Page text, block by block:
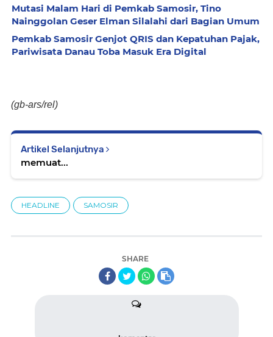
Mutasi Malam Hari di Pemkab Samosir, Tino
Nainggolan Geser Elman Silalahi dari Bagian Umum
Pemkab Samosir Genjot QRIS dan Kepatuhan Pajak,
Pariwisata Danau Toba Masuk Era Digital
(gb-ars/rel)
Artikel Selanjutnya
memuat...
HEADLINE SAMOSIR
SHARE